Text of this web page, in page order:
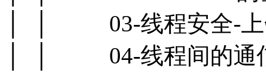
│ │ 03-线程安全-上
│ │ 04-线程间的通